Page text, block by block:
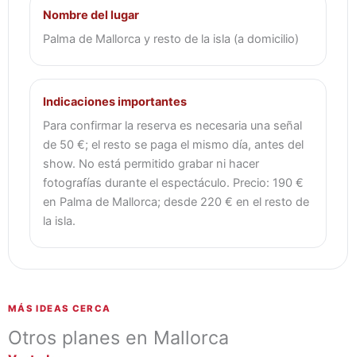
Nombre del lugar
Palma de Mallorca y resto de la isla (a domicilio)
Indicaciones importantes
Para confirmar la reserva es necesaria una señal
de 50 €; el resto se paga el mismo día, antes del
show. No está permitido grabar ni hacer
fotografías durante el espectáculo. Precio: 190 €
en Palma de Mallorca; desde 220 € en el resto de
la isla.
MÁS IDEAS CERCA
Otros planes en Mallorca